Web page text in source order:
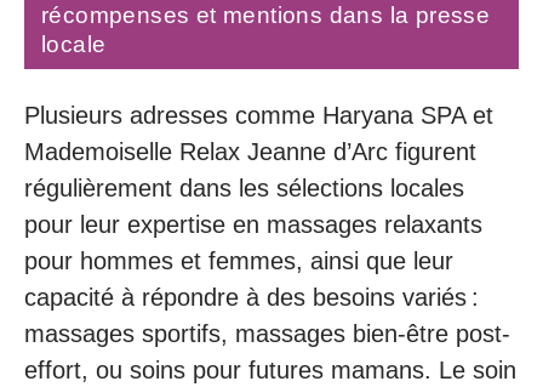
récompenses et mentions dans la presse
locale
Plusieurs adresses comme Haryana SPA et
Mademoiselle Relax Jeanne d’Arc figurent
régulièrement dans les sélections locales
pour leur expertise en massages relaxants
pour hommes et femmes, ainsi que leur
capacité à répondre à des besoins variés :
massages sportifs, massages bien-être post-
effort, ou soins pour futures mamans. Le soin